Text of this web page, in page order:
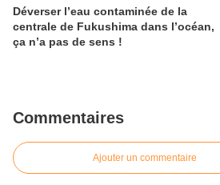
Déverser l’eau contaminée de la
centrale de Fukushima dans l’océan,
ça n’a pas de sens !
Commentaires
Ajouter un commentaire